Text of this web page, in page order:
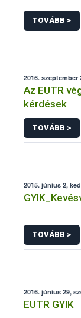
TOVÁBB >
2016. szeptember
Az EUTR
kérdések
TOVÁBB >
2015. június 2,
TOVÁBB >
2016. június 29,
EUTR GYIK